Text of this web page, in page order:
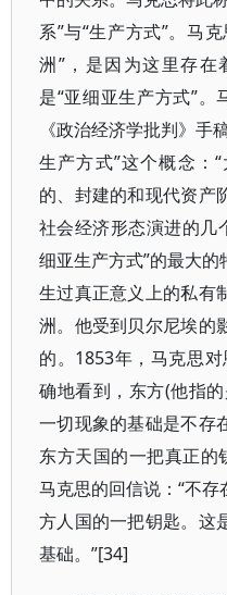
系”与“生产方式”。马
洲”，是因为这里存
是“亚细亚生产方式”。
《政治经济学批判》手
生产方式”这个概念：
的、封建的和现代资产
社会经济形态演进的几
细亚生产方式”的最大
生过真正意义上的私有
洲。他受到贝尔尼埃的
的。1853年，马克思
确地看到，东方(他指
一切现象的基础是不存
东方天国的一把真正的
马克思的回信说：“不
方人国的一把钥匙。这
基础。”[34]